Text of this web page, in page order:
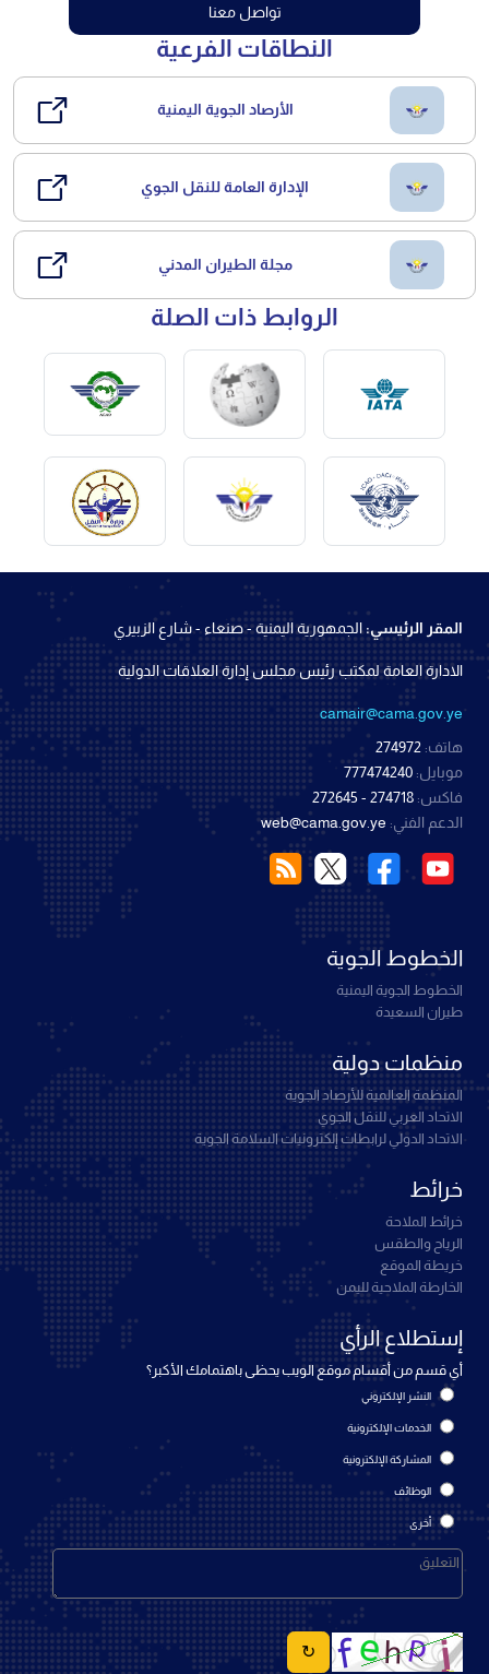
تواصل معنا
النطاقات الفرعية
الأرصاد الجوية اليمنية
الإدارة العامة للنقل الجوي
مجلة الطيران المدني
الروابط ذات الصلة
المقر الرئيسي:الجمهورية اليمنية - صنعاء - شارع الزبيري
الادارة العامة لمكتب رئيس مجلس إدارة العلاقات الدولية
camair@cama.gov.ye
هاتف: 274972
موبايل: 777474240
فاكس: 274718 - 272645
الدعم الفني: web@cama.gov.ye
الخطوط الجوية
الخطوط الجوية اليمنية
طيران السعيدة
منظمات دولية
المنظمة العالمية للأرصاد الجوية
الاتحاد العربي للنقل الجوي
الاتحاد الدولي لرابطات إلكترونيات السلامة الجوية
خرائط
خرائط الملاحة
الرياح والطقس
خريطة الموقع
الخارطة الملاحية لليمن
إستطلاع الرأي
أي قسم من أقسام موقع الويب يحظى باهتمامك الأكبر؟
النشر الإلكتروني
الخدمات الإلكترونية
المشاركة الإلكترونية
الوظائف
أخرى
↻